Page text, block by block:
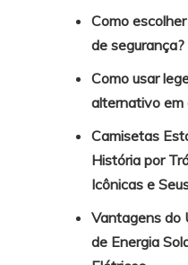
Como
de
Como usar
alternativo em
Camisetas
História por
Icônicas e
Vantagens do
de Energia